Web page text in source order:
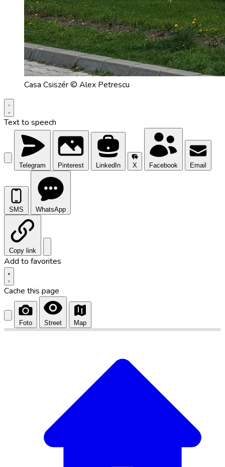
Casa Csiszér © Alex Petrescu
Text to speech
Telegram Pinterest LinkedIn X Facebook Email
SMS WhatsApp
Copy link
Add to favorites
Cache this page
Foto Street Map